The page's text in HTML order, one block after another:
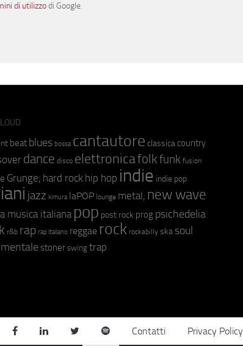
di utilizzodi Google.
beat blues bossa cantautore classica country
dance disco elettronicafolkfunk fusion
Grunge; hard rock hip hop indie indie pop
jazz kimura laPOP lounge metal; new wave
musica italiana pop post rock prog psichedelia
r&b rap rap italiano reggae rock rockabilly ska soul
stoner swing trap
Contatti Privacy Policy